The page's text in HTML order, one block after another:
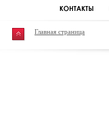
Главная страница